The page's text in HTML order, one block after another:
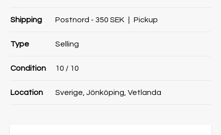
Shipping Postnord - 350 SEK Pickup
Type Selling
Condition 10 / 10
Location Sverige, Jönköping, Vetlanda